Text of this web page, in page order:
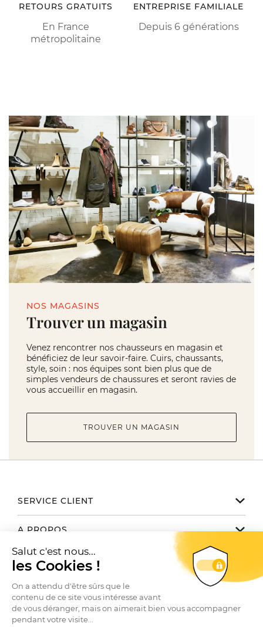
RETOURS GRATUITS
En France
métropolitaine
ENTREPRISE FAMILIALE
Depuis 6 générations
NOS MAGASINS
Trouver un magasin
Venez rencontrer nos chausseurs en magasin et
bénéficiez de leur savoir-faire. Cuirs, chaussants,
style, soin : nos équipes sont bien plus que de
simples vendeurs de chaussures et seront ravies de
vous accueillir en magasin.
TROUVER UN MAGASIN
SERVICE CLIENT
de 9h à 17h du lundi au vendredi
Email serviceclient@manbow.fr
Téléphone01 78 35 10 20
Conditions générales des promotions
Conditions générales de vente
A PROPOS
Nos engagements
Le Club
Nos marques
NOUS TROUVER / CONTACTER
Toutes nos boutiques
Contactez-nous SUIVEZ-NOUS